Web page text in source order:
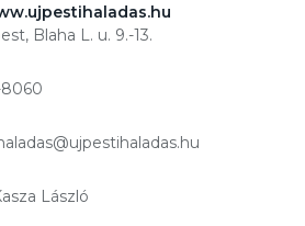
Blaha L. u. 9.-13.
László